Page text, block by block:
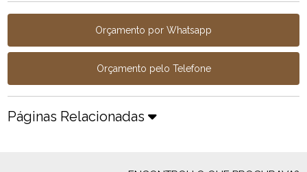
Orçamento por Whatsapp
Orçamento pelo Telefone
Páginas Relacionadas